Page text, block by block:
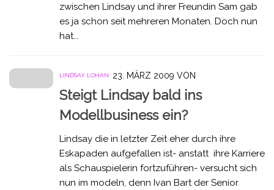
zwischen Lindsay und ihrer Freundin Sam gab
es ja schon seit mehreren Monaten. Doch nun
hat...
LINDSAY LOHAN 23. MÄRZ 2009 VON
Steigt Lindsay bald ins
Modellbusiness ein?
Lindsay die in letzter Zeit eher durch ihre
Eskapaden aufgefallen ist- anstatt ihre Karriere
als Schauspielerin fortzuführen- versucht sich
nun im modeln, denn Ivan Bart der Senior